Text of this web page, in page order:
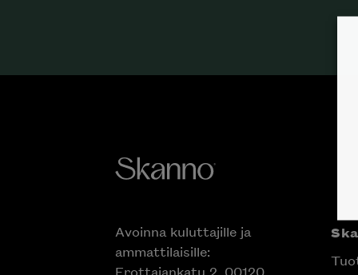
Avoinna kuluttajille ja
ammattilaisille:
Erottajankatu 2, 00120